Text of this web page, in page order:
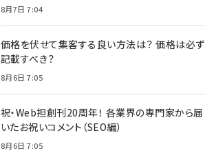
8月7日 7:04
価格を伏せて集客する良い方法は？ 価格は必ず
記載すべき？
8月6日 7:05
祝・Web担創刊20周年！ 各業界の専門家から届
いたお祝いコメント（SEO編）
8月6日 7:05